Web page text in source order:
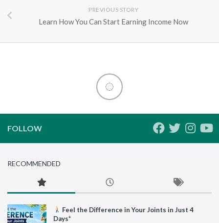
PREVIOUS STORY
Learn How You Can Start Earning Income Now
FOLLOW
RECOMMENDED
Feel the Difference in Your Joints in Just 4
Days*